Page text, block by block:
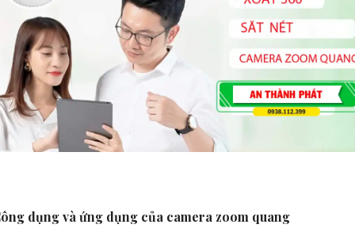
dụng và ứng dụng của camera zoom quang